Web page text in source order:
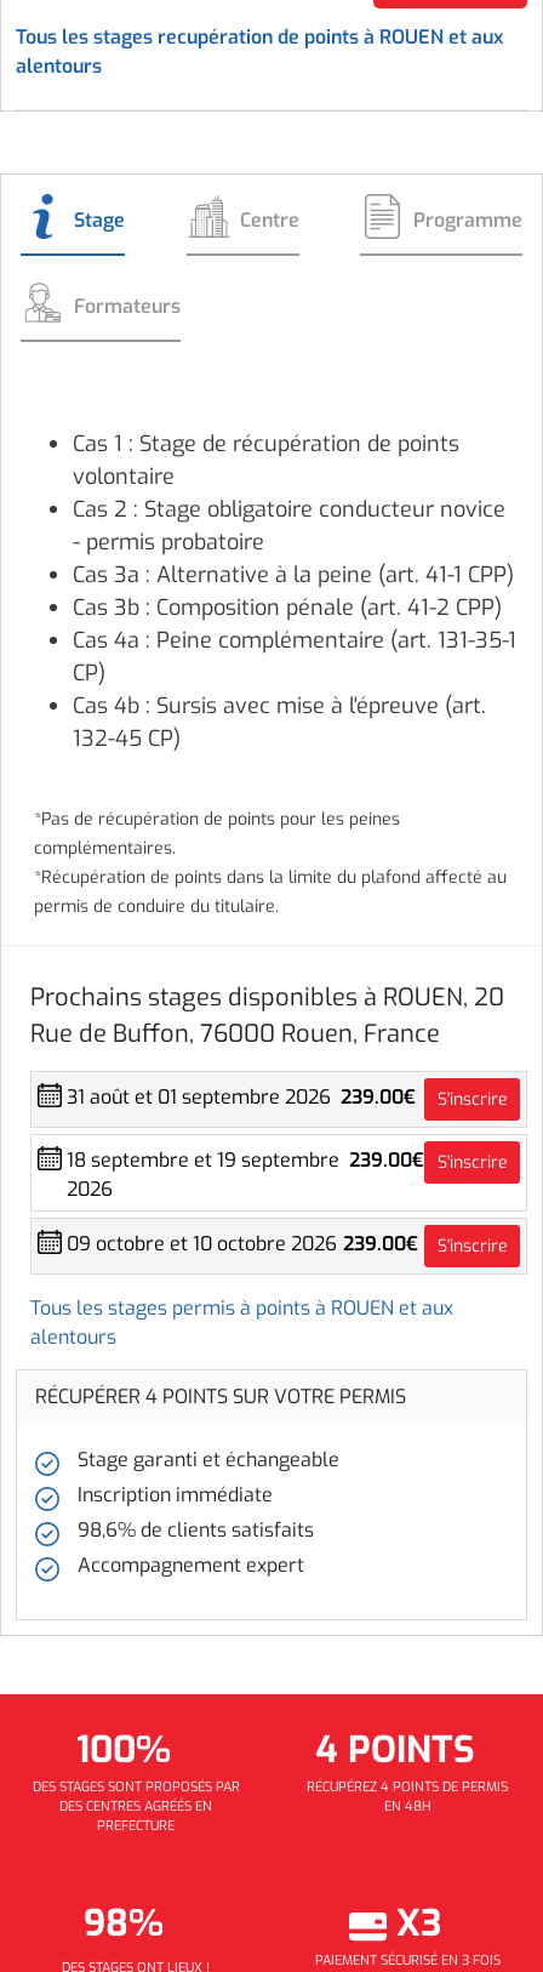
Tous les stages recupération de points à ROUEN et aux
alentours
Stage Centre Programme
Formateurs
Cas 1 : Stage de récupération de points
volontaire
Cas 2 : Stage obligatoire conducteur novice
- permis probatoire
Cas 3a : Alternative à la peine (art. 41-1 CPP)
Cas 3b : Composition pénale (art. 41-2 CPP)
Cas 4a : Peine complémentaire (art. 131-35-1
CP)
Cas 4b : Sursis avec mise à l'épreuve (art.
132-45 CP)
*Pas de récupération de points pour les peines
complémentaires.
*Récupération de points dans la limite du plafond affecté au
permis de conduire du titulaire.
Prochains stages disponibles à ROUEN, 20
Rue de Buffon, 76000 Rouen, France
31 août et 01 septembre 2026 239.00€ S'inscrire
18 septembre et 19 septembre
2026
239.00€ S'inscrire
09 octobre et 10 octobre 2026 239.00€ S'inscrire
Tous les stages permis à points à ROUEN et aux
alentours
RÉCUPÉRER 4 POINTS SUR VOTRE PERMIS
Stage garanti et échangeable
Inscription immédiate
98,6% de clients satisfaits
Accompagnement expert
100%
DES STAGES SONT PROPOSÉS PAR
DES CENTRES AGRÉÉS EN
PREFECTURE
4 POINTS
RÉCUPÉREZ 4 POINTS DE PERMIS
EN 48H
98%
DES STAGES ONT LIEUX !
X3
PAIEMENT SÉCURISÉ EN 3 FOIS